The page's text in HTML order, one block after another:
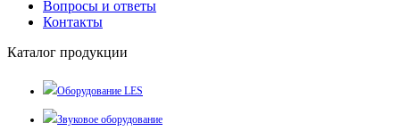
Вопросы и ответы
Контакты
Каталог продукции
Оборудование LES
Звуковое оборудование